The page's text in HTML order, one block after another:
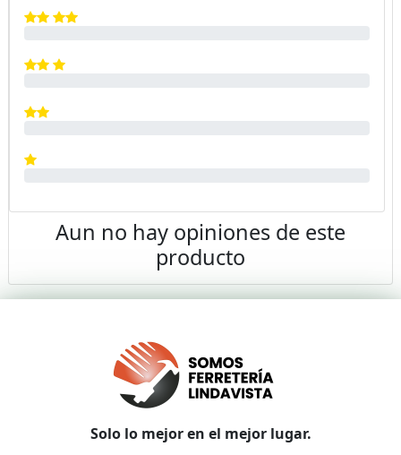
Aun no hay opiniones de este
producto
Solo lo mejor en el mejor lugar.